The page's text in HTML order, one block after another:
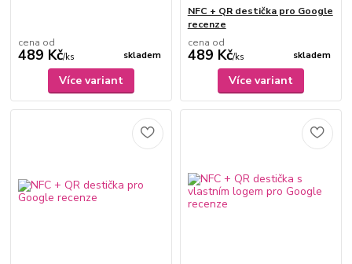
cena od
489 Kč/ks skladem
Více variant
NFC + QR destička pro Google
recenze
cena od
489 Kč/ks skladem
Více variant